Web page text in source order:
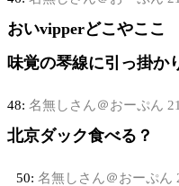
おいvipperどこやここ
味覚の琴線に引っ掛か
48: 名無しさん＠おーぷん
北京ダック食べる？
50: 名無しさん＠おーぷん